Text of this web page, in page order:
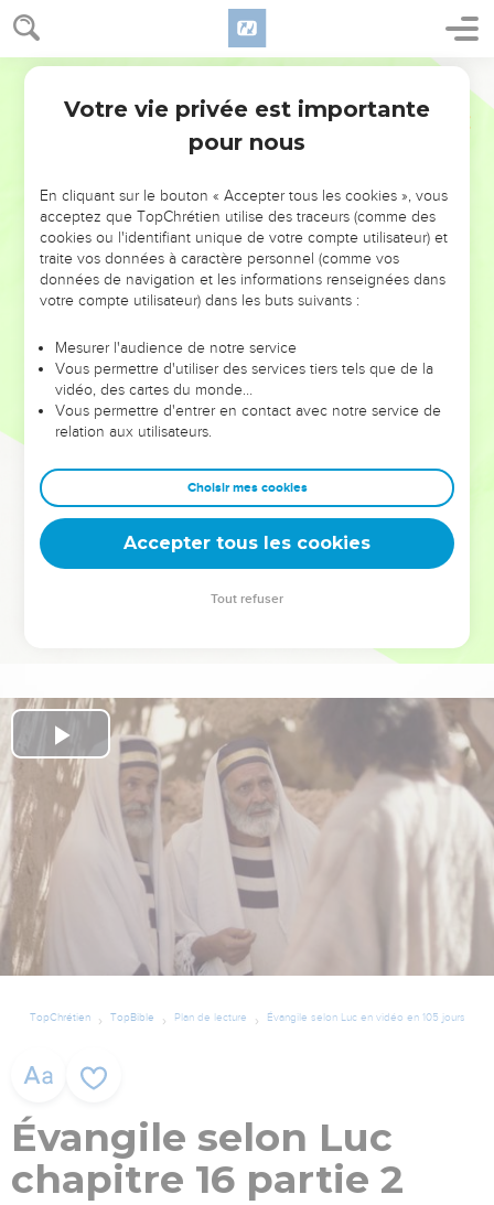
NE MANQUEZ PAS L’ÉVÉNEMENT
DE L’ANNÉE !
ET SI LEURS ERREURS POUVAIENT VOUS ÉVITER LES
VOTRES ?
leur foi ou leur vision. Mais on voit moins les doutes, les erreurs
et les saisons difficiles qu'ils ont traversés, alors même que ce
sont elles qui les ont façonnés.
Dans cette conférence, leaders, entrepreneurs, et responsables
clés pour avancer avec plus de sagesse afin que leurs erreurs
deviennent vos tremplins. Que vous guidiez un ministère, une
équipe, un groupe ou une famille, leur expérience est faite
TopChrétien TopBible Plan de lecture Évangile selon Luc en vidéo en 105 jours
Évangile selon Luc
chapitre 16 partie 2
Play
Video
Votre vie privée est importante
pour nous
En cliquant sur le bouton « Accepter tous les cookies », vous
acceptez que TopChrétien utilise des traceurs (comme des
cookies ou l'identifiant unique de votre compte utilisateur) et
traite vos données à caractère personnel (comme vos
données de navigation et les informations renseignées dans
votre compte utilisateur) dans les buts suivants :
Mesurer l'audience de notre service
Vous permettre d'utiliser des services tiers tels que de la
vidéo, des cartes du monde…
Vous permettre d'entrer en contact avec notre service de
relation aux utilisateurs.
Choisir mes cookies
Accepter tous les cookies
Tout refuser